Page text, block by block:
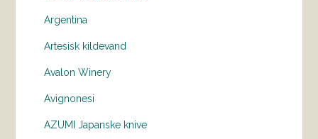
Argentina
Artesisk kildevand
Avalon Winery
Avignonesi
AZUMI Japanske knive